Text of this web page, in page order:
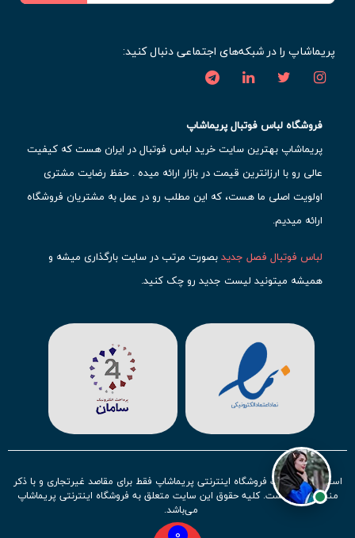
پریماشاپ را در شبکه‌های اجتماعی دنبال کنید:
فروشگاه لباس فوتبال پریماشاپ
پریماشاپ بهترین سایت خرید لباس فوتبال در ایران هست که کیفیت
عالی رو با ارزانترین قیمت در بازار ارائه میده . حفظ رضایت مشتری
اولویت اصلی ما هست، که این مطلب رو در عمل به مشتریان فروشگاه
ارائه میدیم.
لباس فوتبال فصل جدیدبصورت مرتب در سایت بارگذاری میشه و
همیشه میتونید لیست جدید رو چک کنید.
حتما مشاهده کنید که قطعا برای تیم های مطرح دنیای فوتبال، تعداد
بیشتری محصول موجود میشه. این مورد شامل
لباس رئال مادرید
لباس اینتر میامی لباس منچستر سیتی
آث میلان میشه.
در ایران هملباس استقلال،لباس پرسپولیسولباس تیم ملی
ایرانتوجه زیادی بشون شده و تقریبا تمام محصولاتشون رو موجود
کردیم.
لباس فوتبال بچه گانه با توجه به استقبال نسل جدید روز به روز بصورت
استفاده از مطالب فروشگاه اینترنتی پریماشاپ فقط برای مقاصد غیرتجاری و با ذکر
منبع بلامانع است. کلیه حقوق این سایت متعلق به فروشگاه اینترنتی پریماشاپ
می‌باشد.